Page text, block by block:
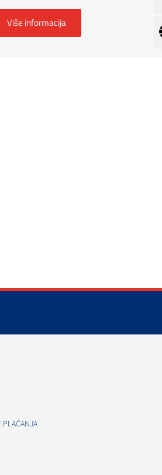
Više informacija
PLAĆANJA